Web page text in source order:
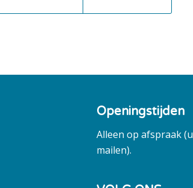
Openingstijden
Alleen op afspraak
mailen).